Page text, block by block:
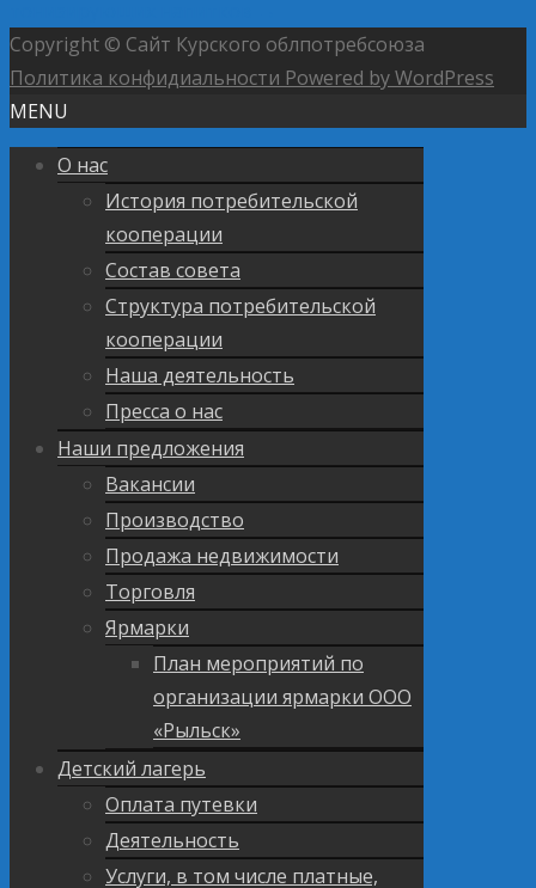
Copyright © Сайт Курского облпотребсоюза
Политика конфидиальности Powered by WordPress
MENU
О нас
История потребительской
кооперации
Состав совета
Структура потребительской
кооперации
Наша деятельность
Пресса о нас
Наши предложения
Вакансии
Производство
Продажа недвижимости
Торговля
Ярмарки
План мероприятий по
организации ярмарки ООО
«Рыльск»
Детский лагерь
Оплата путевки
Деятельность
Услуги, в том числе платные,